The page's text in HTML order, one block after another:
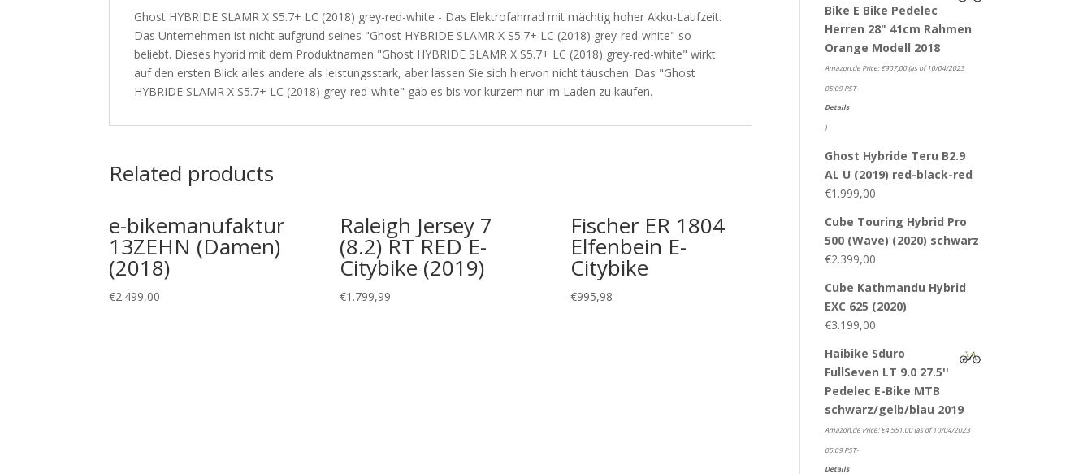
Ghost HYBRIDE SLAMR X S5.7+ LC (2018) grey-red-white - Das Elektrofahrrad mit mächtig hoher Akku-Laufzeit.
Das Unternehmen ist nicht aufgrund seines "Ghost HYBRIDE SLAMR X S5.7+ LC (2018) grey-red-white" so
beliebt. Dieses hybrid mit dem Produktnamen "Ghost HYBRIDE SLAMR X S5.7+ LC (2018) grey-red-white" wirkt
auf den ersten Blick alles andere als leistungsstark, aber lassen Sie sich hiervon nicht täuschen. Das "Ghost
HYBRIDE SLAMR X S5.7+ LC (2018) grey-red-white" gab es bis vor kurzem nur im Laden zu kaufen.
Related products
e-bikemanufaktur
13ZEHN (Damen)
(2018)
€2.499,00
Raleigh Jersey 7
(8.2) RT RED E-
Citybike (2019)
€1.799,99
Fischer ER 1804
Elfenbein E-
Citybike
€995,98
Bike E Bike Pedelec
Herren 28" 41cm Rahmen
Orange Modell 2018
Amazon.de Price:€907,00(as of 10/04/2023
05:09 PST-
Details
)
Ghost Hybride Teru B2.9
AL U (2019) red-black-red
€1.999,00
Cube Touring Hybrid Pro
500 (Wave) (2020) schwarz
€2.399,00
Cube Kathmandu Hybrid
EXC 625 (2020)
€3.199,00
Haibike Sduro
FullSeven LT 9.0 27.5''
Pedelec E-Bike MTB
schwarz/gelb/blau 2019
Amazon.de Price:€4.551,00(as of 10/04/2023
05:09 PST-
Details